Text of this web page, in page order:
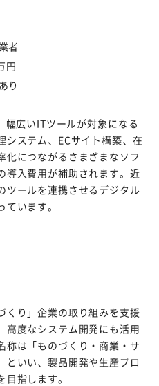
者
円
り
幅広いITツールが対象になる
システム、ECサイト構築、在
化につながるさまざまなソフ
導入費用が補助されます。近
ツールを連携させるデジタル
います。
くり」企業の取り組みを支援
高度なシステム開発にも活用
称は「ものづくり・商業・サ
といい、製品開発や生産プロ
指します。